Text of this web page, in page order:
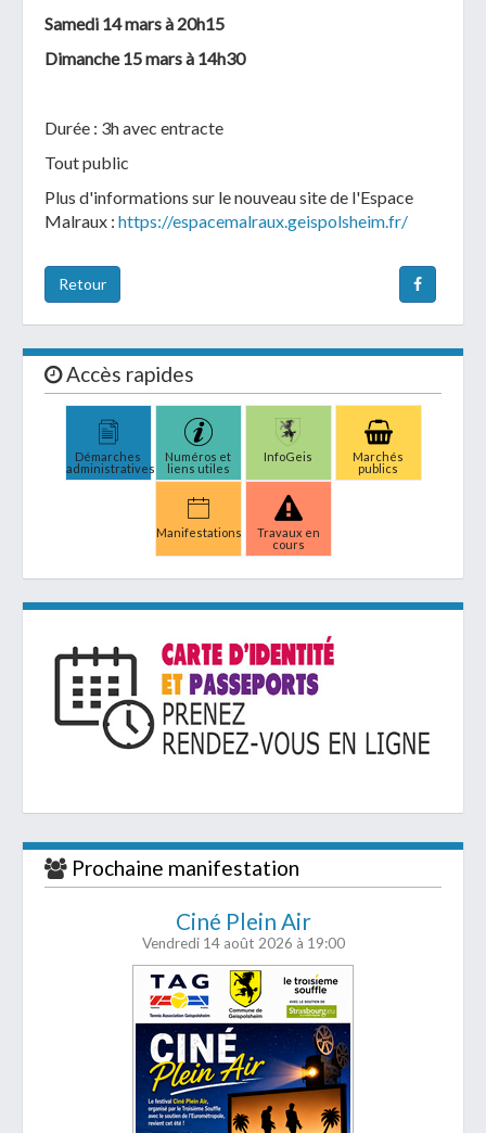
Samedi 14 mars à 20h15
Dimanche 15 mars à 14h30
Durée : 3h avec entracte
Tout public
Plus d'informations sur le nouveau site de l'Espace
Malraux : https://espacemalraux.geispolsheim.fr/
Retour
Accès rapides
Démarches
administratives
Numéros et
liens utiles
InfoGeis
Marchés
publics
Manifestations
Travaux en
cours
Prochaine manifestation
Ciné Plein Air
Vendredi 14 août 2026 à 19:00